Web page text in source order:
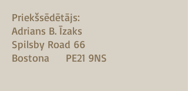
Priekšsēdētājs:
Adrians B. Īzaks
Spilsby Road 66
Bostona
PE21 9NS